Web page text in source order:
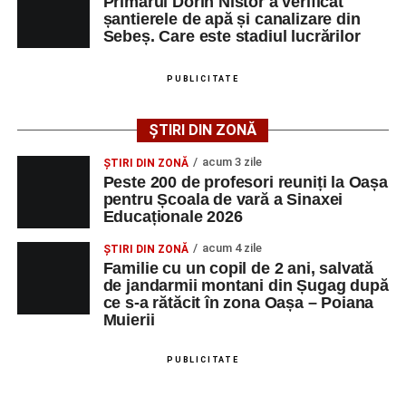
Povestea lui Pablo José Angel Mora Estrada este una
despre performanță, identitate și atașament față de
România. Deși trăiește în Germania și provine dintr-o
familie multiculturală, copilul a ales să reprezinte țara
mamei sale pe cea mai importantă scenă internațională a
kickboxingului, dorind să aducă o medalie mondială
CSM Sebeș va disputa următorul meci de verificare
miercuri, 5 august, de la ora 19.30, tot pe terenul din
Pielaru, adversară urmând să fie o altă formație din
județul Sibiu, FC Avrig.
Adaugă-ne ca sursă preferată
Urmărește-ne pe Google News
șantierele de apă și canalizare din
Sebeș. Care este stadiul lucrărilor
PUBLICITATE
ȘTIRI DIN ZONĂ
ȘTIRI DIN ZONĂ acum 3 zile
Peste 200 de profesori reuniți la Oașa
pentru Școala de vară a Sinaxei
Educaționale 2026
ȘTIRI DIN ZONĂ acum 4 zile
Familie cu un copil de 2 ani, salvată
de jandarmii montani din Șugag după
ce s-a rătăcit în zona Oașa – Poiana
Muierii
PUBLICITATE